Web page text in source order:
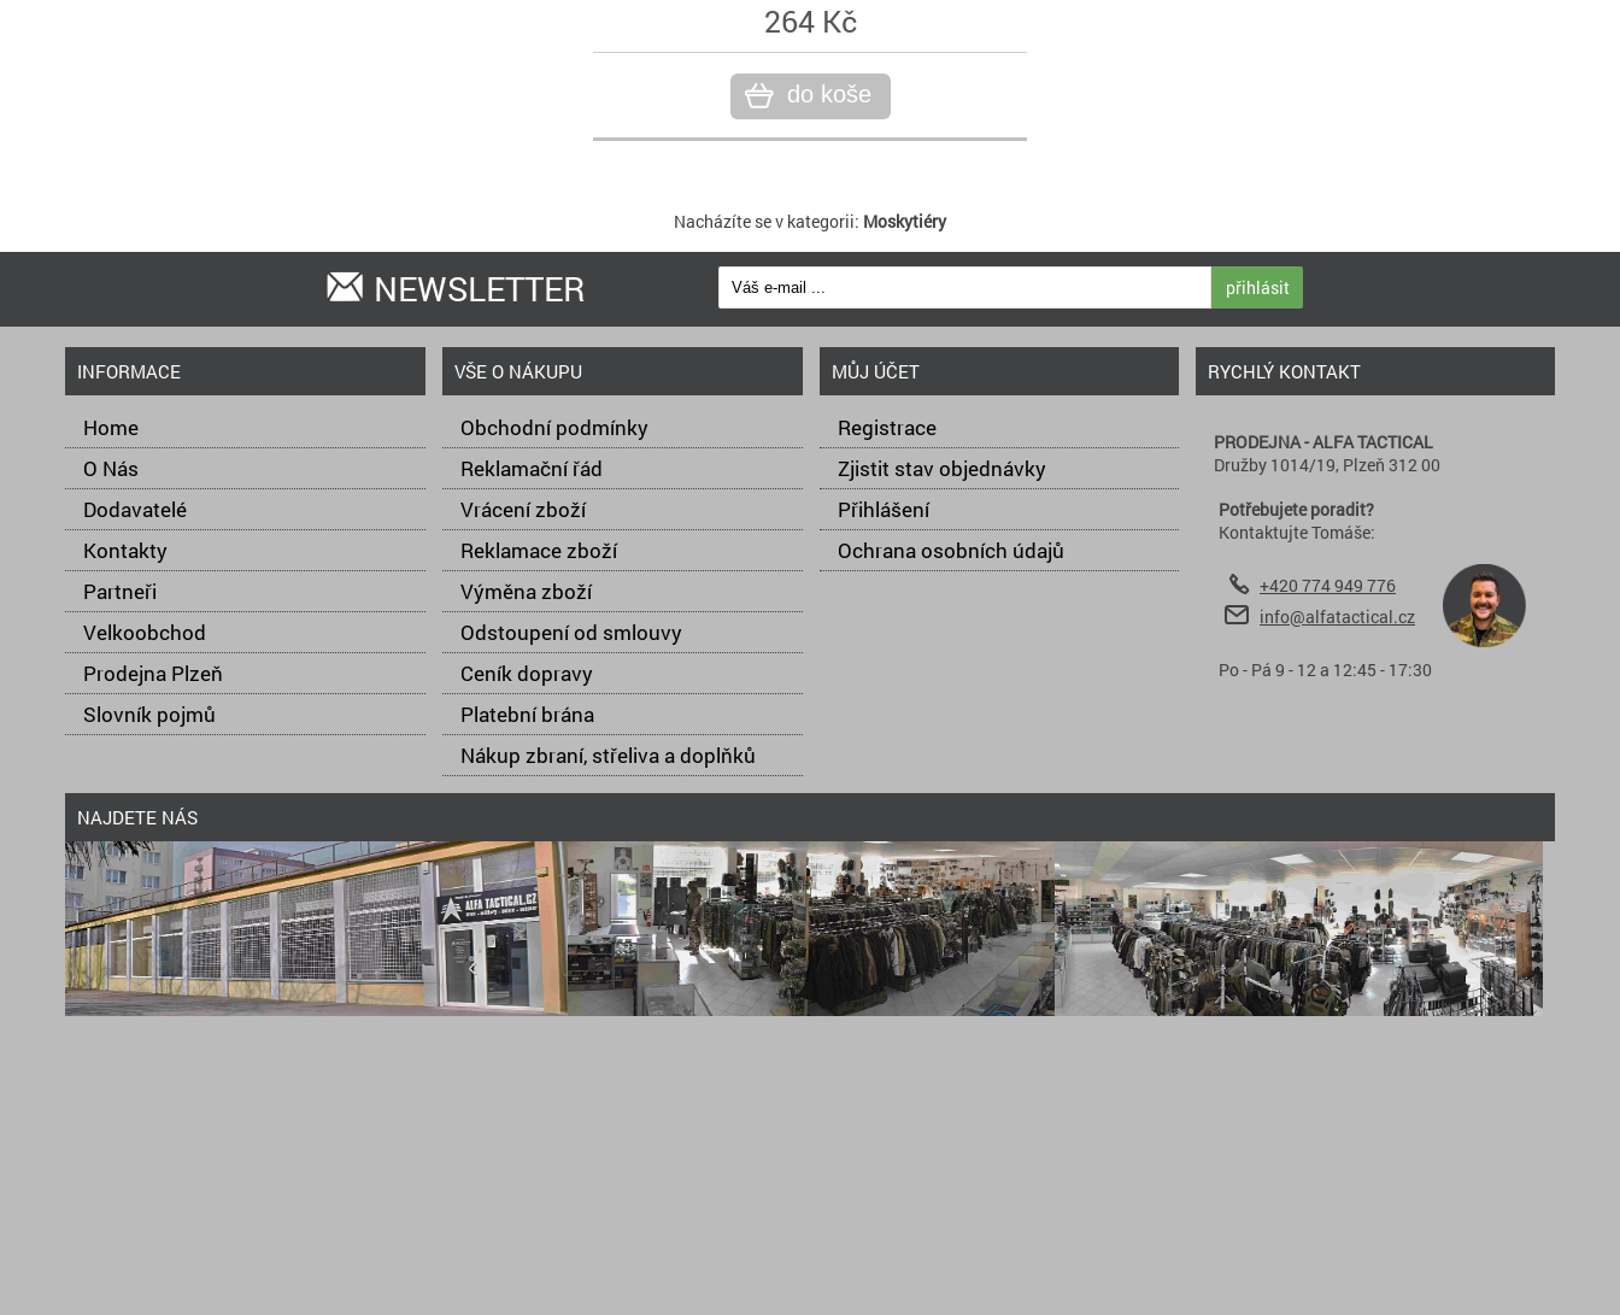
264 Kč
do koše
Nacházíte se v kategorii: Moskytiéry
NEWSLETTER přihlásit
INFORMACE
Home
O Nás
Dodavatelé
Kontakty
Partneři
Velkoobchod
Prodejna Plzeň
Slovník pojmů
VŠE O NÁKUPU
Obchodní podmínky
Reklamační řád
Vrácení zboží
Reklamace zboží
Výměna zboží
Odstoupení od smlouvy
Ceník dopravy
Platební brána
Nákup zbraní, střeliva a doplňků
MŮJ ÚČET
Registrace
Zjistit stav objednávky
Přihlášení
Ochrana osobních údajů
RYCHLÝ KONTAKT
PRODEJNA - ALFA TACTICAL
Družby 1014/19, Plzeň 312 00
Potřebujete poradit?
Kontaktujte Tomáše:
+420 774 949 776
info@alfatactical.cz
Po - Pá 9 - 12 a 12:45 - 17:30
NAJDETE NÁS